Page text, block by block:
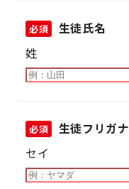
必須
生徒氏名
姓
必須
生徒フリガナ
セイ